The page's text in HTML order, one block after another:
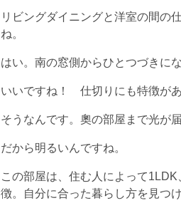
リビングダイニングと洋室の間の
ね。
はい。南の窓側からひとつづきに
いいですね！ 仕切りにも特徴があ
そうなんです。奧の部屋まで光が
だから明るいんですね。
この部屋は、住む人によって
徴。自分に合った暮らし方を見つ